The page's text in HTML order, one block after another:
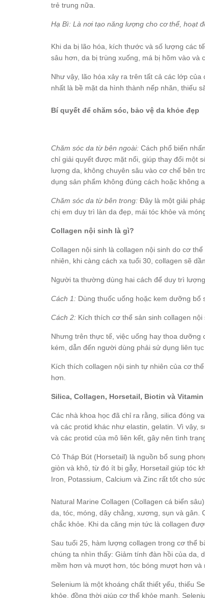
trẻ trung nữa.
Hạ Bì: Là nơi tạo năng lượng cho cơ thể, hoạt
Khi da bị lão hóa, kích thước và số lượng các
sâu hơn, da bị trùng xuống, má bị hõm vào và
Như vậy, lão hóa xảy ra trên tất cả các lớp
nhất là bề mặt da hình thành nếp nhăn, thiếu
Bí quyết để chăm sóc, bảo vệ da khỏe đẹp
Chăm sóc da từ bên ngoài:Cách phổ biến
chỉ giải quyết được mặt nổi, giúp thay đổi một
lượng da, không chuyên sâu vào cơ chế bên
dụng sản phẩm không đúng cách hoặc không
Chăm sóc da từ bên trong:Đây là một giải
chị em duy trì làn da đẹp, mái tóc khỏe và
Collagen nội sinh là gì?
Collagen nội sinh là collagen nội sinh do cơ
nhiên, khi càng cách xa tuổi 30, collagen sẽ
Người ta thường dùng hai cách để duy trì
Cách 1:Dùng thuốc uống hoặc kem dưỡng bổ
Cách 2:Kích thích cơ thể sản sinh collagen nội
Nhưng trên thực tế, việc uống hay thoa
kém, dẫn đến người dùng phải sử dụng liên
Kích thích collagen nội sinh tự nhiên của cơ
hơn.
Silica, Collagen, Horsetail, Biotin và
Các nhà khoa học đã chỉ ra rằng, silica đóng
và các protid khác như elastin, gelatin. Vì vậy,
và các protid của mô liên kết, gây nên tình
Cỏ Tháp Bút (Horsetail) là nguồn bổ sung
giòn và khô, từ đó ít bị gẫy, Horsetail giúp tóc
Iron, Potassium, Calcium và Zinc rất tốt cho
Natural Marine Collagen (Collagen cá biển
da, tóc, móng, dây chằng, xương, sụn và gân.
chắc khỏe. Khi da căng mịn tức là collagen
Sau tuổi 25, hàm lượng collagen trong cơ thể
chúng ta nhìn thấy: Giảm tính đàn hồi của da,
mềm hơn và mượt hơn, tóc bóng mượt hơn và
Selenium là một khoáng chất thiết yếu, thiếu
khỏe, đồng thời giúp cơ thể khỏe mạnh.